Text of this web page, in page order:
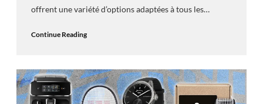
offrent une variété d’options adaptées à tous les…
Continue Reading